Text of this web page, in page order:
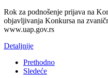
Rok za podnošenje prijava na
objavljivanja Konkursa na
www.uap.gov.rs
Detaljnije
Prethodno
Sledeće